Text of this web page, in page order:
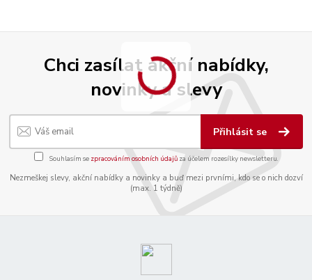
Chci zasílat akční nabídky,
novinky a slevy
Přihlásit se
Souhlasím se zpracováním osobních údajůza účelem rozesílky newsletteru.
Nezmeškej slevy, akční nabídky a novinky a buď mezi prvními, kdo se o nich dozví
(max. 1 týdně)